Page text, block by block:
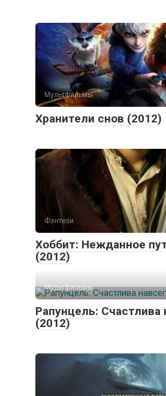
Мультфильмы
Хранители снов (2012)
Фэнтези
Хоббит: Нежданное
(2012)
Мультфильмы
Рапунцель: Счастлива
(2012)